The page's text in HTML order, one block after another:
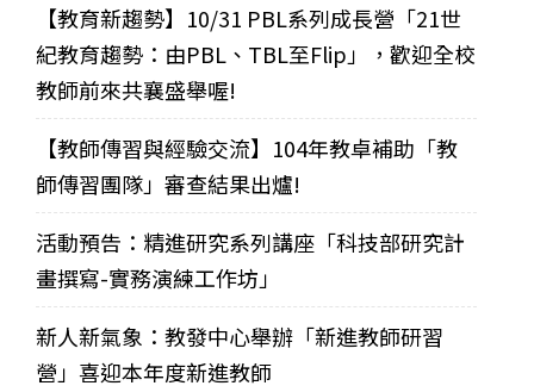
【教育新趨勢】10/31 PBL系列成長營「21世
紀教育趨勢：由PBL、TBL至Flip」，歡迎全校
教師前來共襄盛舉喔!
【教師傳習與經驗交流】104年教卓補助「教
師傳習團隊」審查結果出爐!
活動預告：精進研究系列講座「科技部研究計
畫撰寫-實務演練工作坊」
新人新氣象：教發中心舉辦「新進教師研習
營」喜迎本年度新進教師